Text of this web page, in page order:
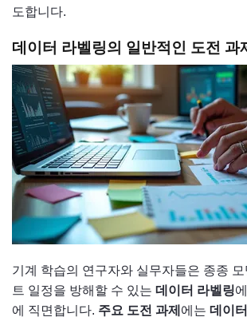
도합니다.
데이터 라벨링의 일반적인 도전 과
기계 학습의 연구자와 실무자들은 종종
트 일정을 방해할 수 있는 데이터 라벨링
에 직면합니다. 주요 도전 과제 에는 데이